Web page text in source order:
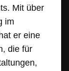
Mit über
im
er eine
die für